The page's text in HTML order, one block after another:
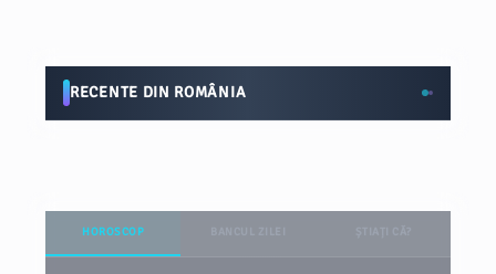
RECENTE DIN ROMÂNIA
HOROSCOP